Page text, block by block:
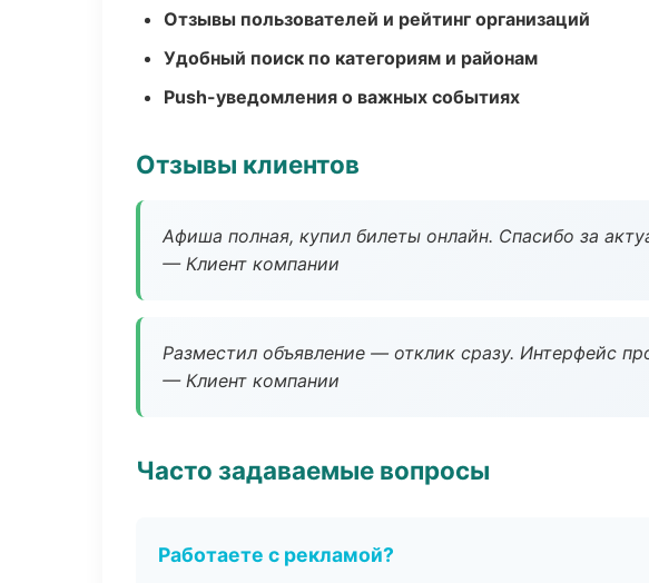
Отзывы пользователей и рейтинг организаций
Удобный поиск по категориям и районам
Push-уведомления о важных событиях
Отзывы клиентов
Афиша полная, купил билеты онлайн. Спасибо за
— Клиент компании
Разместил объявление — отклик сразу. Интерфейс
— Клиент компании
Часто задаваемые вопросы
Работаете с рекламой?